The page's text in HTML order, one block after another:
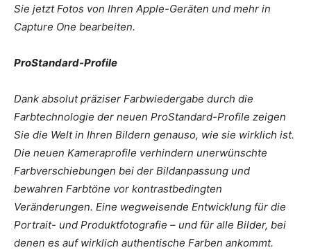
Sie jetzt Fotos von Ihren Apple-Geräten und mehr in
Capture One bearbeiten.
ProStandard-Profile
Dank absolut präziser Farbwiedergabe durch die
Farbtechnologie der neuen ProStandard-Profile zeigen
Sie die Welt in Ihren Bildern genauso, wie sie wirklich ist.
Die neuen Kameraprofile verhindern unerwünschte
Farbverschiebungen bei der Bildanpassung und
bewahren Farbtöne vor kontrastbedingten
Veränderungen. Eine wegweisende Entwicklung für die
Portrait- und Produktfotografie – und für alle Bilder, bei
denen es auf wirklich authentische Farben ankommt.